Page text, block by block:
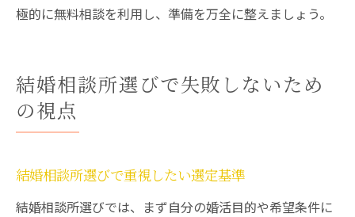
極的に無料相談を利用し、準備を万全に整えましょう。
結婚相談所選びで失敗しないため
の視点
結婚相談所選びで重視したい選定基準
結婚相談所選びでは、まず自分の婚活目的や希望条件に